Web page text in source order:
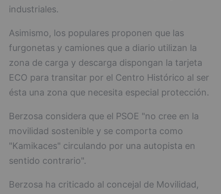
industriales.
Asimismo, los populares proponen que las
furgonetas y camiones que a diario utilizan la
zona de carga y descarga dispongan la tarjeta
ECO para transitar por el Centro Histórico al ser
ésta una zona que necesita especial protección.
Berzosa considera que el PSOE "no cree en la
movilidad sostenible y se comporta como
"Kamikaces" circulando por una autopista en
sentido contrario".
Berzosa ha criticado al concejal de Movilidad,